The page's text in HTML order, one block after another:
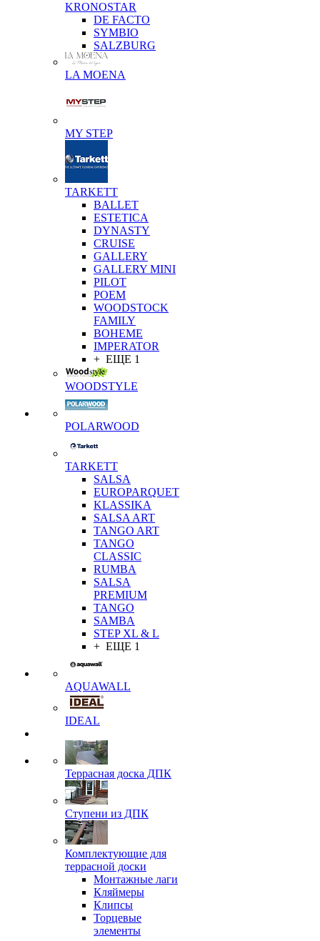
KRONOSTAR
DE FACTO
SYMBIO
SALZBURG
LA MOENA
MY STEP
TARKETT
BALLET
ESTETICA
DYNASTY
CRUISE
GALLERY
GALLERY MINI
PILOT
POEM
WOODSTOCK
FAMILY
BOHEME
IMPERATOR
+ ЕЩЕ 1
WOODSTYLE
POLARWOOD
TARKETT
SALSA
EUROPARQUET
KLASSIKA
SALSA ART
TANGO ART
TANGO
CLASSIC
RUMBA
SALSA
PREMIUM
TANGO
SAMBA
STEP XL & L
+ ЕЩЕ 1
AQUAWALL
IDEAL
Террасная доска ДПК
Ступени из ДПК
Комплектующие для
террасной доски
Монтажные лаги
Кляймеры
Клипсы
Торцевые
элементы